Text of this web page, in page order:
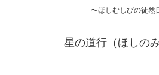
〜ほしむしびの徒然
星の道行（ほしの